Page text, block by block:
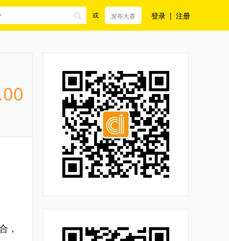
或 发布大赛 登录 | 注册
，